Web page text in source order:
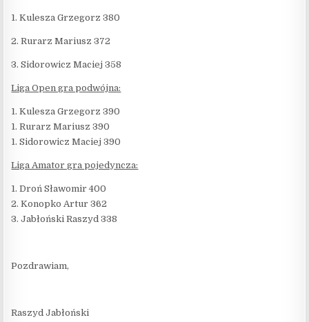
1. Kulesza Grzegorz 380
2. Rurarz Mariusz 372
3. Sidorowicz Maciej 358
Liga Open gra podwójna:
1. Kulesza Grzegorz 390
1. Rurarz Mariusz 390
1. Sidorowicz Maciej 390
Liga Amator gra pojedyncza:
1. Droń Sławomir 400
2. Konopko Artur 362
3. Jabłoński Raszyd 338
Pozdrawiam,
Raszyd Jabłoński